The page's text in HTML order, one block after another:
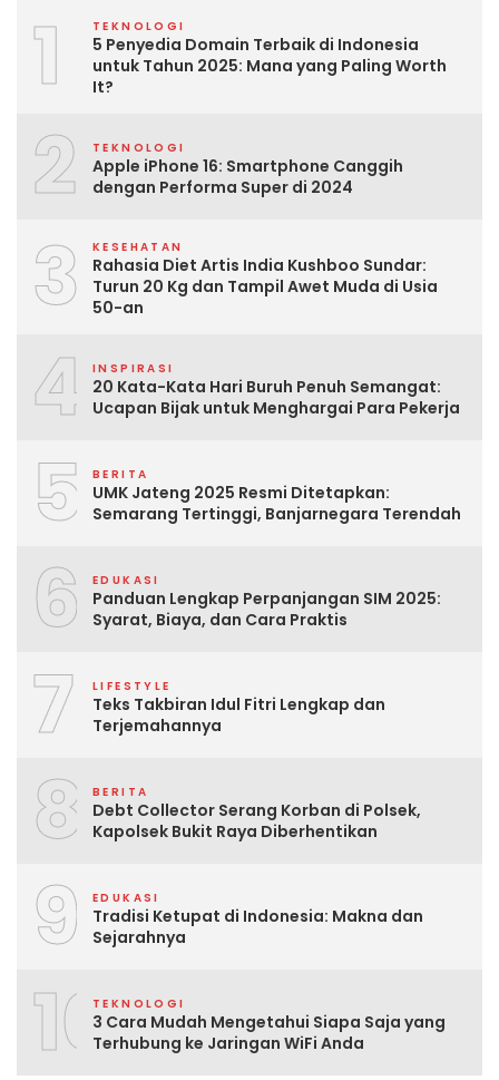
1 TEKNOLOGI
5 Penyedia Domain Terbaik di Indonesia
untuk Tahun 2025: Mana yang Paling Worth
It?
2 TEKNOLOGI
Apple iPhone 16: Smartphone Canggih
dengan Performa Super di 2024
3 KESEHATAN
Rahasia Diet Artis India Kushboo Sundar:
Turun 20 Kg dan Tampil Awet Muda di Usia
50-an
4 INSPIRASI
20 Kata-Kata Hari Buruh Penuh Semangat:
Ucapan Bijak untuk Menghargai Para Pekerja
5 BERITA
UMK Jateng 2025 Resmi Ditetapkan:
Semarang Tertinggi, Banjarnegara Terendah
6 EDUKASI
Panduan Lengkap Perpanjangan SIM 2025:
Syarat, Biaya, dan Cara Praktis
7 LIFESTYLE
Teks Takbiran Idul Fitri Lengkap dan
Terjemahannya
8 BERITA
Debt Collector Serang Korban di Polsek,
Kapolsek Bukit Raya Diberhentikan
9 EDUKASI
Tradisi Ketupat di Indonesia: Makna dan
Sejarahnya
10TEKNOLOGI
3 Cara Mudah Mengetahui Siapa Saja yang
Terhubung ke Jaringan WiFi Anda